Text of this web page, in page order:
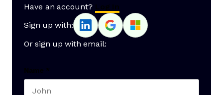
Have an account? Log In
Sign up with:
Or sign up with email:
Name *